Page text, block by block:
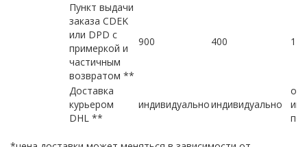
Пункт выдачи
заказа CDEK
или DPD с
примеркой и
частичным
возвратом **
900 400 1-
Доставка
курьером
DHL **
индивидуальноиндивидуально
от
по